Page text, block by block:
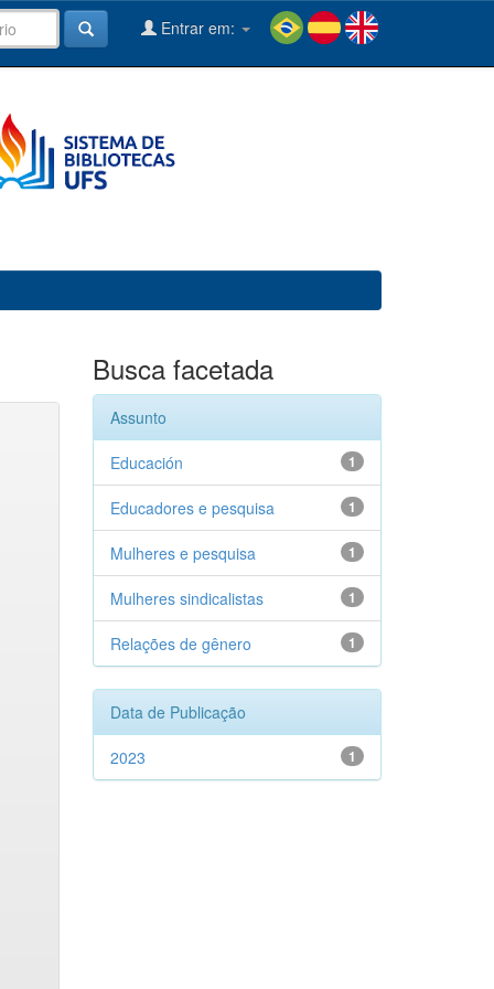
Entrar em:
Busca facetada
Assunto
1
Educación
1
Educadores e pesquisa
1
Mulheres e pesquisa
1
Mulheres sindicalistas
1
Relações de gênero
Data de Publicação
1
2023